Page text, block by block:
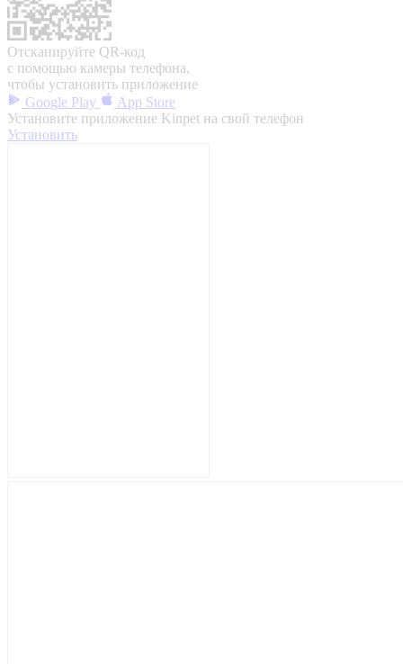
Отсканируйте QR-код
с помощью камеры телефона,
чтобы установить приложение
Google Play
App Store
Установите приложение Kinpet на свой телефон
Установить